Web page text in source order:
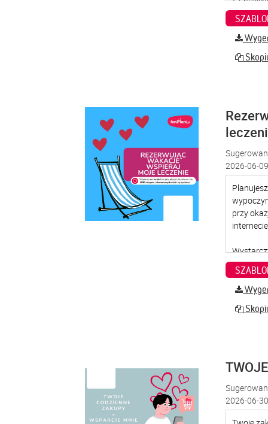
2026-06-
2026-06-